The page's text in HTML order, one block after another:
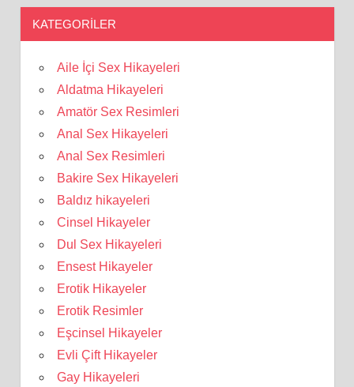
KATEGORILER
Aile İçi Sex Hikayeleri
Aldatma Hikayeleri
Amatör Sex Resimleri
Anal Sex Hikayeleri
Anal Sex Resimleri
Bakire Sex Hikayeleri
Baldız hikayeleri
Cinsel Hikayeler
Dul Sex Hikayeleri
Ensest Hikayeler
Erotik Hikayeler
Erotik Resimler
Eşcinsel Hikayeler
Evli Çift Hikayeler
Gay Hikayeleri